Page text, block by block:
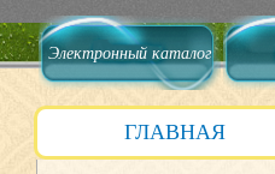
Электронный каталог
ГЛАВНАЯ